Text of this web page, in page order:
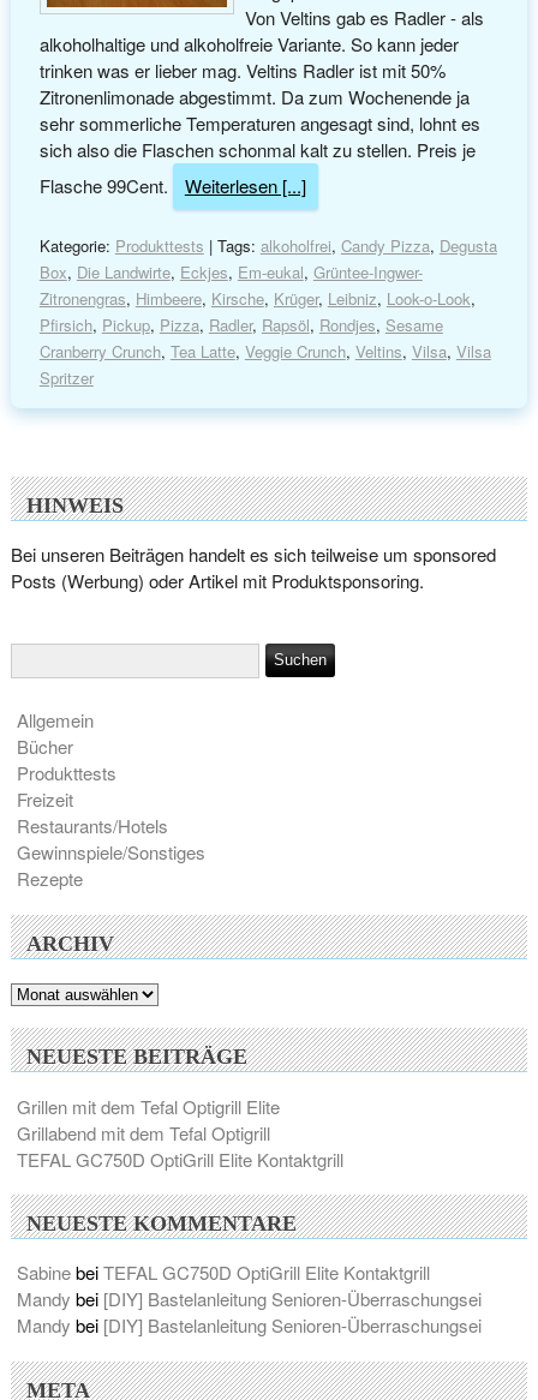
Von Veltins gab es Radler - als
alkoholhaltige und alkoholfreie Variante. So kann jeder
trinken was er lieber mag. Veltins Radler ist mit 50%
Zitronenlimonade abgestimmt. Da zum Wochenende ja
sehr sommerliche Temperaturen angesagt sind, lohnt es
sich also die Flaschen schonmal kalt zu stellen. Preis je
Flasche 99Cent.
Weiterlesen [...]
Kategorie: Produkttests | Tags: alkoholfrei, Candy Pizza, Degusta
Box, Die Landwirte, Eckjes, Em-eukal, Grüntee-Ingwer-
Zitronengras, Himbeere, Kirsche, Krüger, Leibniz, Look-o-Look,
Pfirsich, Pickup, Pizza, Radler, Rapsöl, Rondjes, Sesame
Cranberry Crunch, Tea Latte, Veggie Crunch, Veltins, Vilsa, Vilsa
Spritzer
HINWEIS
Bei unseren Beiträgen handelt es sich teilweise um sponsored
Posts (Werbung) oder Artikel mit Produktsponsoring.
Allgemein
Bücher
Produkttests
Freizeit
Restaurants/Hotels
Gewinnspiele/Sonstiges
Rezepte
ARCHIV
Archiv
NEUESTE BEITRÄGE
Grillen mit dem Tefal Optigrill Elite
Grillabend mit dem Tefal Optigrill
TEFAL GC750D OptiGrill Elite Kontaktgrill
NEUESTE KOMMENTARE
SabinebeiTEFAL GC750D OptiGrill Elite Kontaktgrill
Mandy bei [DIY] Bastelanleitung Senioren-Überraschungsei
Mandy bei [DIY] Bastelanleitung Senioren-Überraschungsei
META